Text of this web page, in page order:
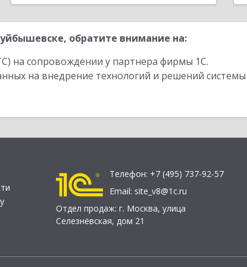
обратите внимание на:
на сопровождении у партнера фирмы 1С.
на внедрение технологий и решений
Телефон: +7 (495) 737-92-57
Email: site_v8@1c.ru
Отдел продаж: г. Москва, улица
Селезнёвская, дом 21